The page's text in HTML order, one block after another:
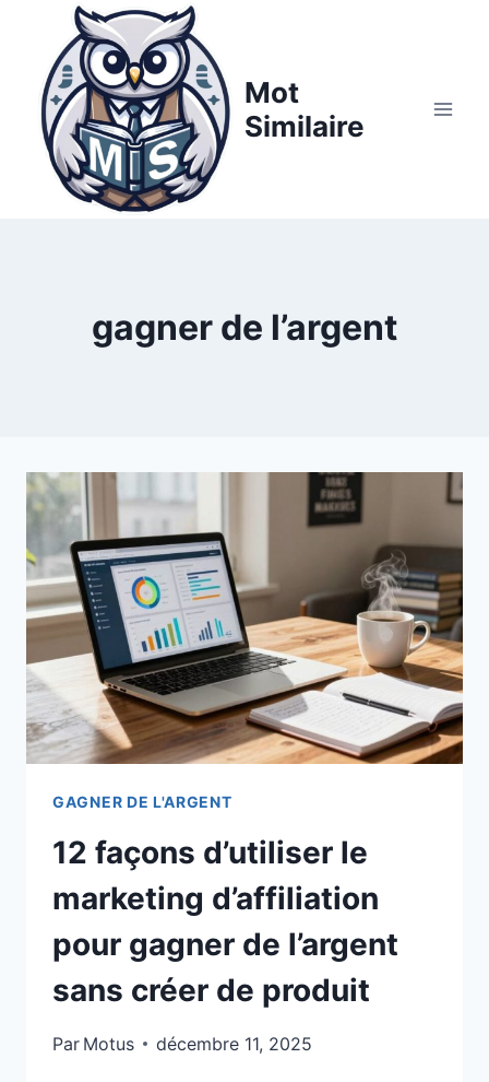
contenu
Mot
Similaire
gagner de l’argent
GAGNER DE L'ARGENT
12 façons d’utiliser le
marketing d’affiliation
pour gagner de l’argent
sans créer de produit
Par Motus décembre 11, 2025